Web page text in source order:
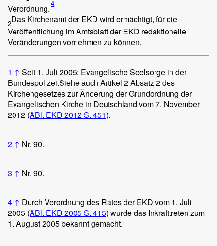
Verordnung.4
2Das Kirchenamt der EKD wird ermächtigt, für die
Veröffentlichung im Amtsblatt der EKD redaktionelle
Veränderungen vornehmen zu können.
1 ↑ Seit 1. Juli 2005: Evangelische Seelsorge in der
Bundespolizei.Siehe auch Artikel 2 Absatz 2 des
Kirchengesetzes zur Änderung der Grundordnung der
Evangelischen Kirche in Deutschland vom 7. November
2012 (ABl. EKD 2012 S. 451).
2 ↑ Nr. 90.
3 ↑ Nr. 90.
4 ↑ Durch Verordnung des Rates der EKD vom 1. Juli
2005 (ABl. EKD 2005 S. 415) wurde das Inkrafttreten zum
1. August 2005 bekannt gemacht.